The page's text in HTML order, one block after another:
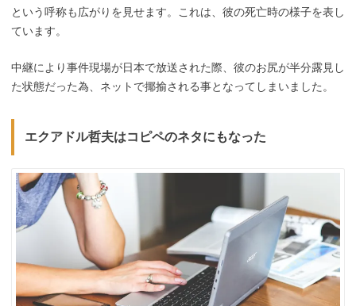
という呼称も広がりを見せます。これは、彼の死亡時の様子を表し
ています。
中継により事件現場が日本で放送された際、彼のお尻が半分露見し
た状態だった為、ネットで揶揄される事となってしまいました。
エクアドル哲夫はコピペのネタにもなった